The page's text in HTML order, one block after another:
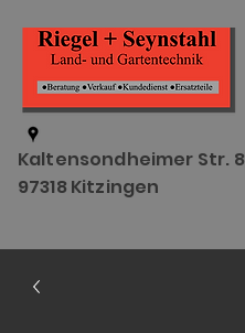
Kaltensondheimer Str. 8
97318 Kitzingen